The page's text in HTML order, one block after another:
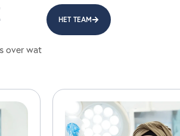
over wat
HET TEAM